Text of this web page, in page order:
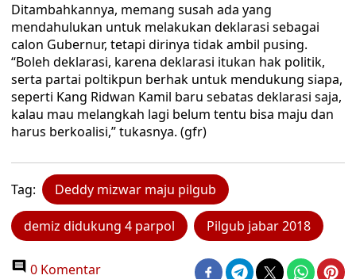
Ditambahkannya, memang susah ada yang
mendahulukan untuk melakukan deklarasi sebagai
calon Gubernur, tetapi dirinya tidak ambil pusing.
“Boleh deklarasi, karena deklarasi itukan hak politik,
serta partai poltikpun berhak untuk mendukung siapa,
seperti Kang Ridwan Kamil baru sebatas deklarasi saja,
kalau mau melangkah lagi belum tentu bisa maju dan
harus berkoalisi,” tukasnya. (gfr)
Tag: Deddy mizwar maju pilgub
demiz didukung 4 parpol Pilgub jabar 2018
0 Komentar